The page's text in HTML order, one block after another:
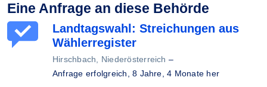
Eine Anfrage an diese Behörde
Landtagswahl: Streichungen aus
Wählerregister
Hirschbach, Niederösterreich –
Anfrage erfolgreich,8 Jahre, 4 Monate her